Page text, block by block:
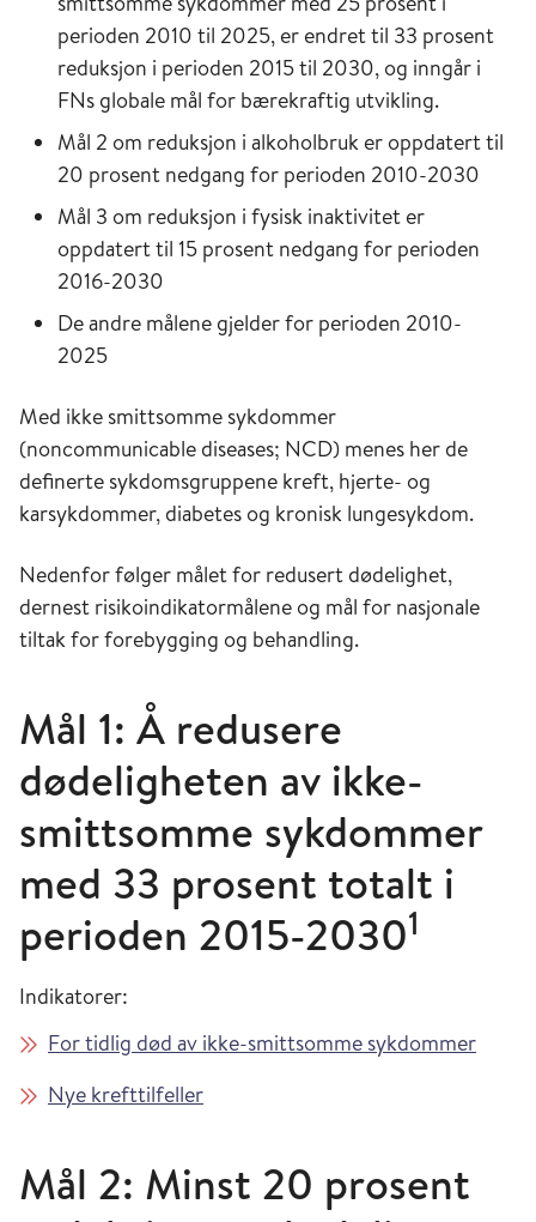
perioden 2010 til 2025, er endrettil 33 prosent
reduksjon i perioden 2015 til 2030, og inngår i
FNs globale mål for bærekraftig utvikling.
Mål 2 om reduksjon i alkoholbruk er oppdatert til
20 prosent nedgang for perioden 2010-2030
Mål 3 om reduksjon i fysisk inaktivitet er
oppdaterttil 15 prosent nedgang for perioden
2016-2030
De andre målene gjelder for perioden 2010-
2025
Med ikke smittsomme sykdommer
(noncommunicable diseases; NCD) menes her de
definerte sykdomsgruppene kreft, hjerte- og
karsykdommer, diabetes og kronisk lungesykdom.
Nedenfor følger målet for redusert dødelighet,
dernest risikoindikatormålene og mål for nasjonale
tiltak for forebygging og behandling.
Mål 1: Å redusere
dødeligheten av ikke-
smittsomme sykdommer
med 33 prosent totalt i
perioden 2015-20301
Indikatorer:
For tidlig død av ikke-smittsomme sykdommer
Nye krefttilfeller
Mål 2: Minst 20 prosent